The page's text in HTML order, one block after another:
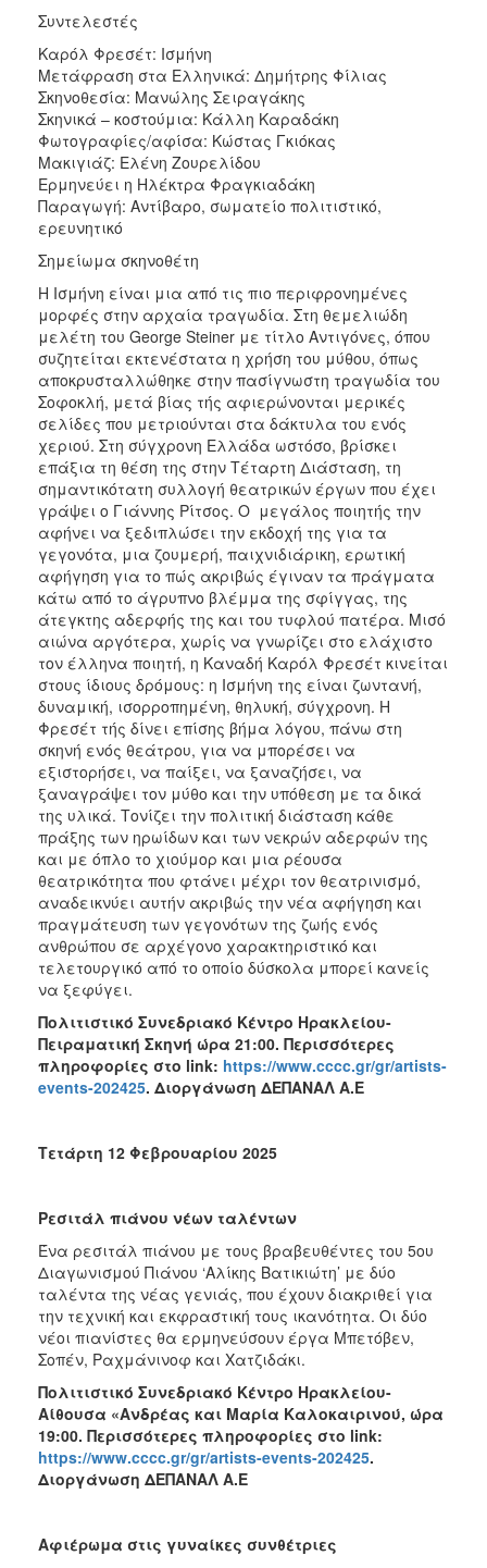
Συντελεστές
Καρόλ Φρεσέτ: Ισμήνη
Μετάφραση στα Ελληνικά: Δημήτρης Φίλιας
Σκηνοθεσία: Μανώλης Σειραγάκης
Σκηνικά – κοστούμια: Κάλλη Καραδάκη
Φωτογραφίες/αφίσα: Κώστας Γκιόκας
Μακιγιάζ: Ελένη Ζουρελίδου
Ερμηνεύει η Ηλέκτρα Φραγκιαδάκη
Παραγωγή: Αντίβαρο, σωματείο πολιτιστικό,
ερευνητικό
Σημείωμα σκηνοθέτη
Η Ισμήνη είναι μια από τις πιο περιφρονημένες
μορφές στην αρχαία τραγωδία. Στη θεμελιώδη
μελέτη του George Steiner με τίτλο Αντιγόνες, όπου
συζητείται εκτενέστατα η χρήση του μύθου, όπως
αποκρυσταλλώθηκε στην πασίγνωστη τραγωδία του
Σοφοκλή, μετά βίας τής αφιερώνονται μερικές
σελίδες που μετριούνται στα δάκτυλα του ενός
χεριού. Στη σύγχρονη Ελλάδα ωστόσο, βρίσκει
επάξια τη θέση της στην Τέταρτη Διάσταση, τη
σημαντικότατη συλλογή θεατρικών έργων που έχει
γράψει ο Γιάννης Ρίτσος. Ο μεγάλος ποιητής την
αφήνει να ξεδιπλώσει την εκδοχή της για τα
γεγονότα, μια ζουμερή, παιχνιδιάρικη, ερωτική
αφήγηση για το πώς ακριβώς έγιναν τα πράγματα
κάτω από το άγρυπνο βλέμμα της σφίγγας, της
άτεγκτης αδερφής της και του τυφλού πατέρα. Μισό
αιώνα αργότερα, χωρίς να γνωρίζει στο ελάχιστο
τον έλληνα ποιητή, η Καναδή Καρόλ Φρεσέτ κινείται
στους ίδιους δρόμους: η Ισμήνη της είναι ζωντανή,
δυναμική, ισορροπημένη, θηλυκή, σύγχρονη. Η
Φρεσέτ τής δίνει επίσης βήμα λόγου, πάνω στη
σκηνή ενός θεάτρου, για να μπορέσει να
εξιστορήσει, να παίξει, να ξαναζήσει, να
ξαναγράψει τον μύθο και την υπόθεση με τα δικά
της υλικά. Τονίζει την πολιτική διάσταση κάθε
πράξης των ηρωίδων και των νεκρών αδερφών της
και με όπλο το χιούμορ και μια ρέουσα
θεατρικότητα που φτάνει μέχρι τον θεατρινισμό,
αναδεικνύει αυτήν ακριβώς την νέα αφήγηση και
πραγμάτευση των γεγονότων της ζωής ενός
ανθρώπου σε αρχέγονο χαρακτηριστικό και
τελετουργικό από το οποίο δύσκολα μπορεί κανείς
να ξεφύγει.
Πολιτιστικό Συνεδριακό Κέντρο Ηρακλείου-
Πειραματική Σκηνή ώρα 21:00. Περισσότερες
πληροφορίες στο link: https://www.cccc.gr/gr/artists-
events-202425. Διοργάνωση ΔΕΠΑΝΑΛ Α.Ε
Τετάρτη 12 Φεβρουαρίου 2025
Ρεσιτάλ πιάνου νέων ταλέντων
Ένα ρεσιτάλ πιάνου με τους βραβευθέντες του 5ου
Διαγωνισμού Πιάνου ‘Αλίκης Βατικιώτη’ με δύο
ταλέντα της νέας γενιάς, που έχουν διακριθεί για
την τεχνική και εκφραστική τους ικανότητα. Οι δύο
νέοι πιανίστες θα ερμηνεύσουν έργα Μπετόβεν,
Σοπέν, Ραχμάνινοφ και Χατζιδάκι.
Πολιτιστικό Συνεδριακό Κέντρο Ηρακλείου-
Αίθουσα «Ανδρέας και Μαρία Καλοκαιρινού, ώρα
19:00. Περισσότερες πληροφορίες στο link:
https://www.cccc.gr/gr/artists-events-202425.
Διοργάνωση ΔΕΠΑΝΑΛ Α.Ε
Αφιέρωμα στις γυναίκες συνθέτριες